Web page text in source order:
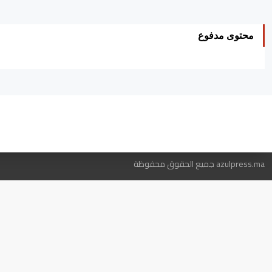
محتوى مدفوع
azulpress.ma جميع الحقوق محفوظة